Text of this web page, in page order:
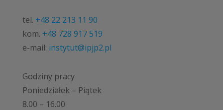
tel. +48 22 213 11 90
kom. +48 728 917 519
e-mail: instytut@ipjp2.pl
Godziny pracy
Poniedziałek – Piątek
8.00 – 16.00